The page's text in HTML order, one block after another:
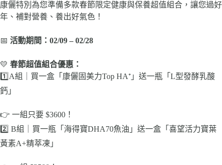
康儷特別為您準備多款春節限定健康與保養超值組合，讓您過好
年、補對營養、養出好氣色！
📅 活動期間： 02/09 – 02/28
💛 春節超值組合優惠：
1️⃣A組｜買一盒「康儷固美力Top HA⁺」送一瓶「L型發酵乳酸
鈣」
👉 一組只要 $3600！
2️⃣ B組｜買一瓶「海得寶DHA70魚油」送一盒「喜望活力寶葉
黃素A+精萃凍」